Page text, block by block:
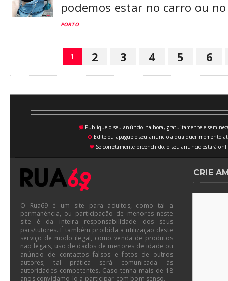
podemos estar no carro ou
PORTO
1 2 3 4 5 6
💥Publique o seu anúncio na hora, gratuitamente e sem
⚙ Edite ou apague o seu anúncio a qualquer momento
♥Se corretamente preenchido, o seu anúncio estará
O Rua69 é um site para adultos, como tal a
permanência, ou participação de menores neste
site é da inteira responsabilidade dos seus
pais/tutores. É também proibída a utilização deste
serviço de modo ilegal, como venda de produtos
não legais, uso de dados de menores de idade ou
anúncio de contactos falsos e fotos de outros
autores; tal prática será comunicada às
autoridades competentes. Caso tenha mais de 18
anos convidamo-lo a participar com bom senso.
CRIE